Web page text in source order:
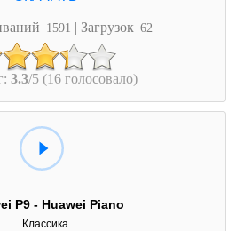
1591 | Загрузок 62
3.3/5 (16 голосовало)
P9 - Huawei Piano
Классика